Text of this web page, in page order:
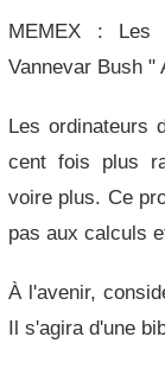
MEMEX : Les
Vannevar Bush
Les ordinateurs
cent fois plus
voire plus. Ce
pas aux calculs
À l'avenir,
Il s'agira d'une